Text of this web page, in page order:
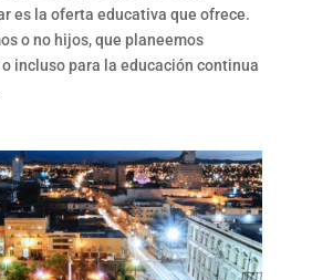
es la oferta educativa que ofrece.
o no hijos, que planeemos
incluso para la educación continua